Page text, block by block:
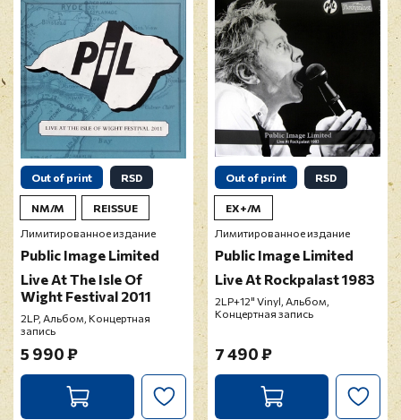
Out of print RSD
NM/M
REISSUE
Лимитированное издание
Public Image Limited
Live At The Isle Of
Wight Festival 2011
2LP, Альбом, Концертная
запись
5 990 ₽
Out of print RSD
EX+/M
Лимитированное издание
Public Image Limited
Live At Rockpalast 1983
2LP+12" Vinyl, Альбом,
Концертная запись
7 490 ₽